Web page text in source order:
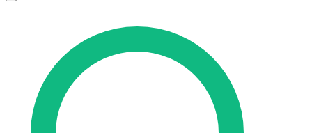
Consulenza SEO Studio Collegamenti Audit SEO
Consulenza SEO
Come funziona
Lingua